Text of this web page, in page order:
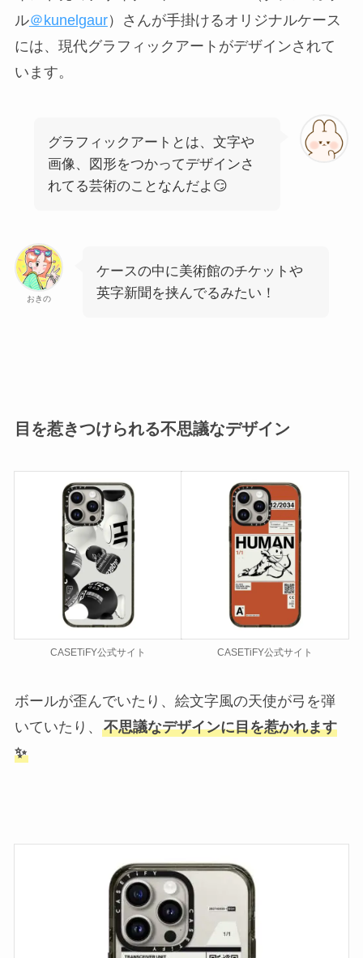
ル＠kunelgaur）さんが手掛けるオリジナルケース
には、現代グラフィックアートがデザインされて
います。
グラフィックアートとは、文字や
画像、図形をつかってデザインさ
れてる芸術のことなんだよ😏
おきの
ケースの中に美術館のチケットや
英字新聞を挟んでるみたい！
目を惹きつけられる不思議なデザイン
CASETiFY公式サイト CASETiFY公式サイト
ボールが歪んでいたり、絵文字風の天使が弓を弾
いていたり、 不思議なデザインに目を惹かれます
✨